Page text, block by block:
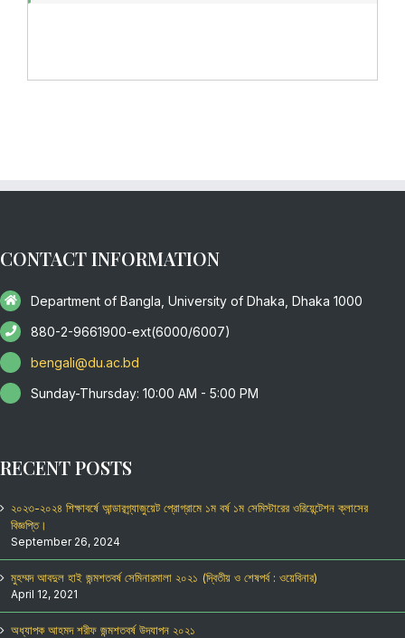
CONTACT INFORMATION
Department of Bangla, University of Dhaka, Dhaka 1000
880-2-9661900-ext(6000/6007)
bengali@du.ac.bd
Sunday-Thursday: 10:00 AM - 5:00 PM
RECENT POSTS
২০২৩-২০২৪ শিক্ষাবর্ষে আন্ডারগ্র্যাজুয়েট প্রোগ্রামে ১ম বর্ষ ১ম সেমিস্টারের ওরিয়েন্টেশন ক্লাসের
বিজ্ঞপ্তি।
September 26, 2024
মুহম্মদ আবদুল হাই জন্মশতবর্ষ সেমিনারমালা ২০২১ (দ্বিতীয় ও শেষপর্ব : ওয়েবিনার)
April 12, 2021
অধ্যাপক আহমদ শরীফ জন্মশতবর্ষ উদযাপন ২০২১